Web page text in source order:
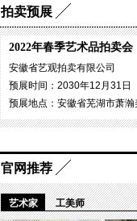
拍卖预展
2022年春季艺术品拍卖会
安徽省艺观拍卖有限公司
预展时间：2030年12月31日
预展地点：安徽省芜湖市萧瀚
官网推荐
艺术家 工美师